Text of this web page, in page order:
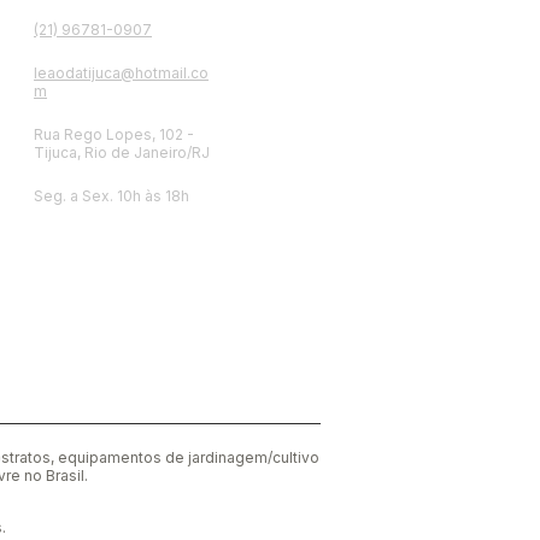
(21) 96781-0907
leaodatijuca@hotmail.co
m
Rua Rego Lopes, 102 -
Tijuca, Rio de Janeiro/RJ
Seg. a Sex. 10h às 18h
equipamentos de jardinagem/cultivo
no Brasil.